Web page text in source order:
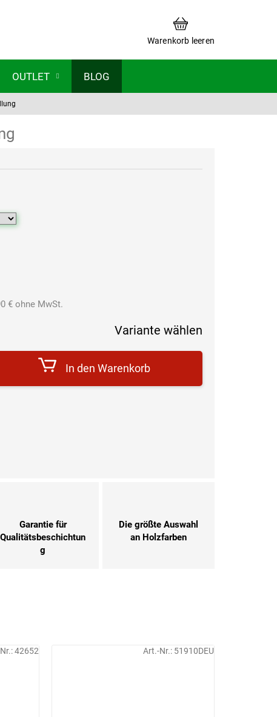
WARENKORB
Warenkorb leeren
OUTLET BLOG
€ohne MwSt.
Variante wählen
In den Warenkorb
Garantie für
Qualitätsbeschichtun
g
Die größte Auswahl
an Holzfarben
42652 Art.-Nr.: 51910DEU